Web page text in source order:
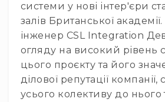
системи у нові інтер'єри
залів Британської
інженер CSL Integration
огляду на високий рівень
цього проєкту та його
ділової репутації компанії,
усього колективу до